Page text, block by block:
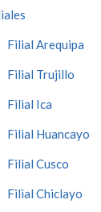
Filial Arequipa
Filial Trujillo
Filial Ica
Filial Huancayo
Filial Cusco
Filial Chiclayo